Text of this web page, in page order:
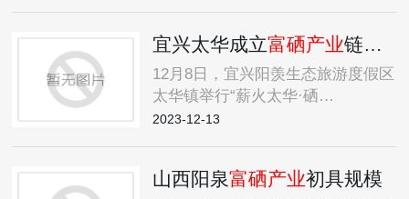
宜兴太华成立富硒产业链党建联盟
12月8日，宜兴阳羡生态旅游度假区
太华镇举行“薪火太华·硒…
2023-12-13
山西阳泉富硒产业初具规模